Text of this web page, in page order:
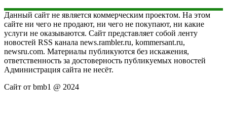
Данный сайт не является коммерческим проектом. На этом
сайте ни чего не продают, ни чего не покупают, ни какие
услуги не оказываются. Сайт представляет собой ленту
новостей RSS канала news.rambler.ru, kommersant.ru,
newsru.com. Материалы публикуются без искажения,
ответственность за достоверность публикуемых новостей
Администрация сайта не несёт.
Сайт от bmb1 @ 2024